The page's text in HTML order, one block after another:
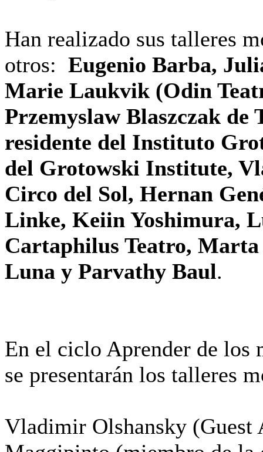
Han realizado sus talleres
otros: Eugenio Barba,
Marie Laukvik (Odin
Przemyslaw Blaszczak
residente del Instituto
del Grotowski Institute,
Circo del Sol, Hernan
Linke, Keiin Yoshimura,
Cartaphilus Teatro,
Luna y Parvathy Baul.
En el ciclo Aprender de los
se presentarán los talleres
Vladimir Olshansky